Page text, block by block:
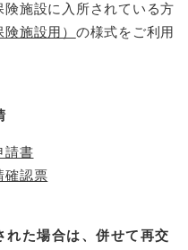
施設に入所されている方
施設用） の様式をご利用
請書
確認票
た場合は、併せて再交